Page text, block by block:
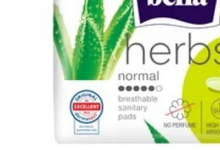
Antioxidanti
Altele-Suplimente alimentare